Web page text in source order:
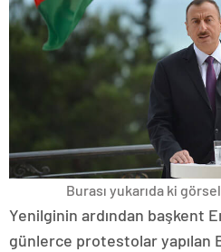
Burası yukarıda ki
Yenilginin ardından başkent
günlerce protestolar yapılan